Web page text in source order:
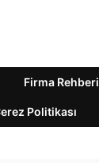
Firma Rehberi
Politikası